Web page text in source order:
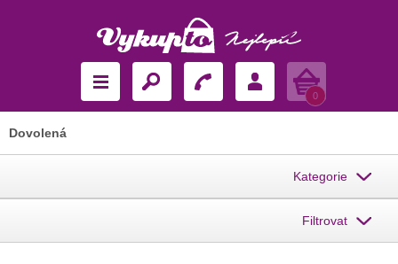
Košík
0
Dovolená
Kategorie
Filtrovat